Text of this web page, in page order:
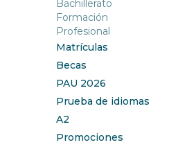
Bachillerato
Formación
Profesional
Matrículas
Becas
PAU 2026
Prueba de idiomas
A2
Promociones